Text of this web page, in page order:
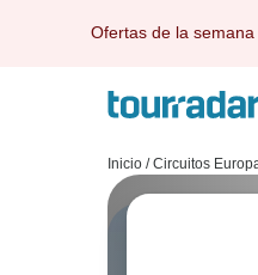
Ofertas de la semana
Inicio / Circuitos